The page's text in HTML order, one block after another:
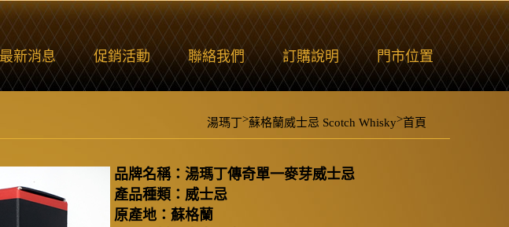
最新消息 促銷活動 聯絡我們 訂購說明 門市位置
首頁
>
蘇格蘭威士忌 Scotch Whisky
>
湯瑪丁
品牌名稱：湯瑪丁傳奇單一麥芽威士忌
產品種類：威士忌
原產地：蘇格蘭